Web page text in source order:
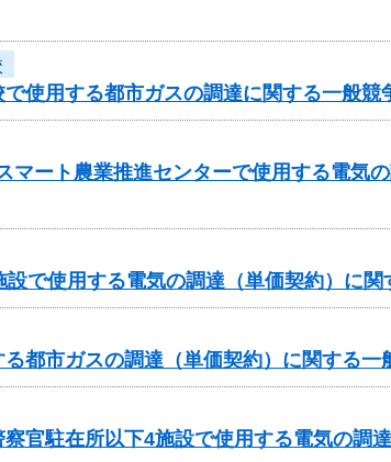
使用する都市ガスの調達に関する一般競
マート農業推進センターで使用する電気
で使用する電気の調達（単価契約）に関
都市ガスの調達（単価契約）に関する一
官駐在所以下4施設で使用する電気の調